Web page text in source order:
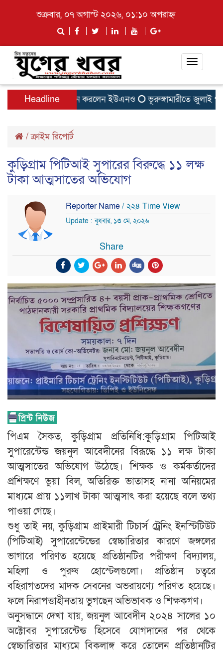
শুক্রবার, ০৭ অগাস্ট ২০২৬, ০১:১০ অপরাহ্ন
Toggle
Headline
বাসা উদ্বোধন করলেন ইউএনও ভূরুঙ্গামারীতে জুলাই
/ক্রাইম রিপোর্ট
কুড়িগ্রাম পিটিআই সুপারের বিরুদ্ধে ১১ লক্ষ
টাকা আত্মসাতের অভিযোগ
Reporter Name/ ২২৪ Time View
Update : বুধবার, ১৩ মে, ২০২৬
Share
পিএম সৈকত, কুড়িগ্রাম প্রতিনিধি:কুড়িগ্রাম পিটিআই
সুপারেন্টেন্ড জয়নুল আবেদীনের বিরূদ্ধে ১১ লক্ষ টাকা
আত্মসাতের অভিযোগ উঠেছে। শিক্ষক ও কর্মকর্তাদের
প্রশিক্ষণে ভুয়া বিল, অতিরিক্ত ভাতাসহ নানা অনিয়মের
মাধ্যমে প্রায় ১১লাখ টাকা আত্মসাৎ করা হয়েছে বলে তথ্য
পাওয়া গেছে।
শুধু তাই নয়, কুড়িগ্রাম প্রাইমারী টিচার্স ট্রেনিং ইনস্টিটিউট
(পিটিআই) সুপারেন্টেন্ডের স্বেচ্চারিতার কারণে জঙ্গলের
ভাগারে পরিণত হয়েছে প্রতিষ্ঠানটির পরীক্ষণ বিদ্যালয়,
মহিলা ও পুরুষ হোস্টেলগুলো। প্রতিষ্ঠান চত্বরে
বহিরাগতদের মাদক সেবনের অভরায়ণ্যে পরিণত হয়েছে।
ফলে নিরাপত্তাহীনতায় ভুগছেন অভিভাবক ও শিক্ষকগণ।
অনুসন্ধানে দেখা যায়, জয়নুল আবেদীন ২০২৪ সালের ১০
অক্টোবর সুপারেন্টেন্ড হিসেবে যোগদানের পর থেকে
স্বেচ্চারিতার মাধ্যমে বিকলাঙ্গ করে তোলেন প্রতিষ্ঠানটির